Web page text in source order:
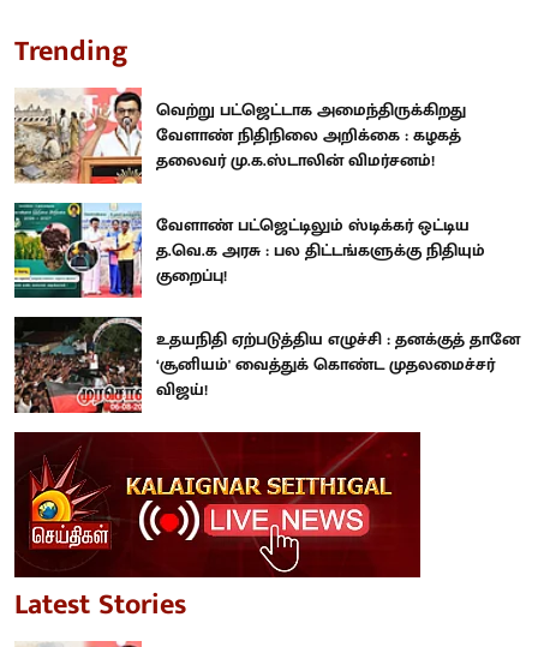
Trending
வெற்று பட்ஜெட்டாக அமைந்திருக்கிறது
வேளாண் நிதிநிலை அறிக்கை : கழகத்
தலைவர் மு.க.ஸ்டாலின் விமர்சனம்!
வேளாண் பட்ஜெட்டிலும் ஸ்டிக்கர் ஒட்டிய
த.வெ.க அரசு : பல திட்டங்களுக்கு நிதியும்
குறைப்பு!
உதயநிதி ஏற்படுத்திய எழுச்சி : தனக்குத் தானே
‘சூனியம்' வைத்துக் கொண்ட முதலமைச்சர்
விஜய்!
Latest Stories